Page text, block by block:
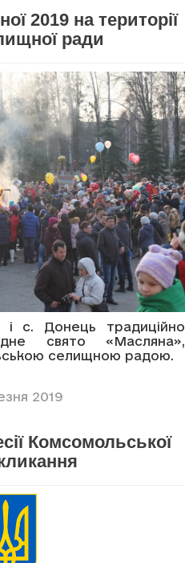
2019 на території
ради
с. Донець традиційно
свято «Масляна»,
селищною радою.
2019
Комсомольської